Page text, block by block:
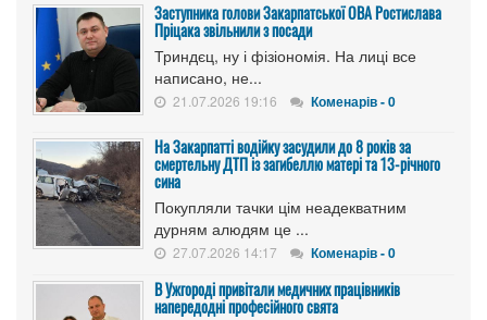
Заступника голови Закарпатської ОВА Ростислава
Пріцака звільнили з посади
Триндєц, ну і фізіономія. На лиці все
написано, не...
21.07.2026 19:16 Коменарів - 0
На Закарпатті водійку засудили до 8 років за
смертельну ДТП із загибеллю матері та 13-річного
сина
Покупляли тачки цім неадекватним
дурням алюдям це ...
27.07.2026 14:17 Коменарів - 0
В Ужгороді привітали медичних працівників
напередодні професійного свята